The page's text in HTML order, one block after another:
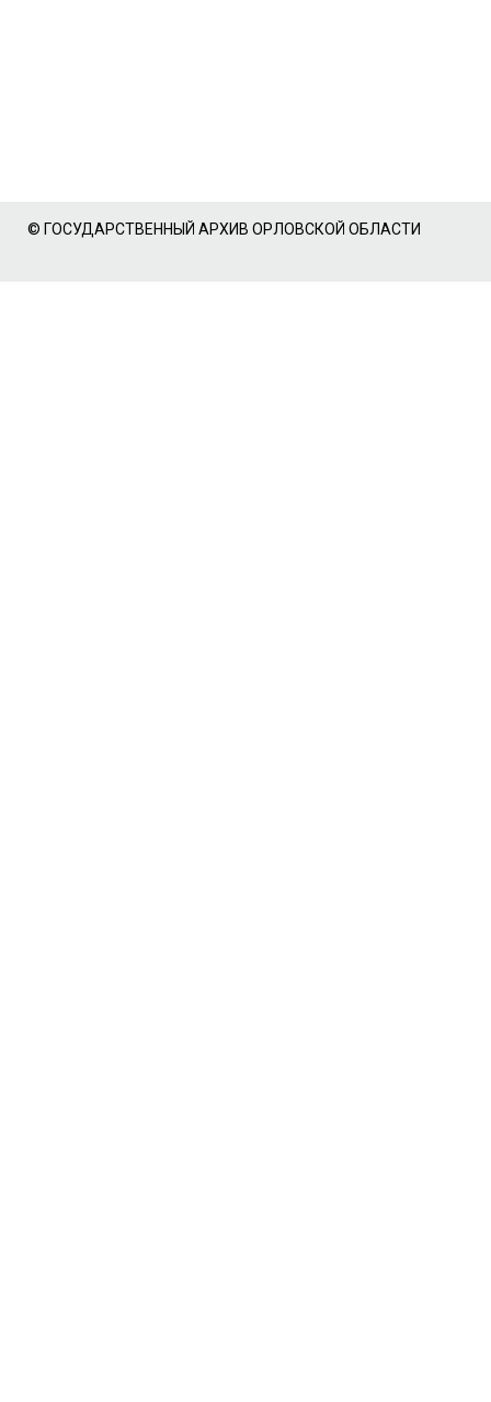
© ГОСУДАРСТВЕННЫЙ АРХИВ ОРЛОВСКОЙ ОБЛАСТИ